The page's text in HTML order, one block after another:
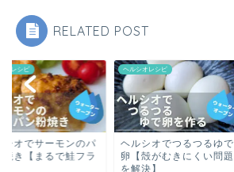
RELATED POST
オレシピ
シオでサーモンのパ
焼き【まるで鮭フラ
ヘルシオレシピ
ヘルシオでつるつるゆで
卵【殻がむきにくい問題
を解決】